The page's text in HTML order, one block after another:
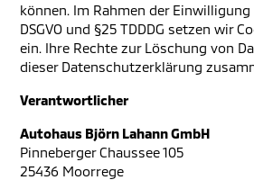
können. Im Rahmen der Einwilligung
DSGVO und §25 TDDDG setzen wir
ein. Ihre Rechte zur Löschung von
dieser Datenschutzerklärung
Verantwortlicher
Autohaus Björn Lahann GmbH
Pinneberger Chaussee 105
25436 Moorrege